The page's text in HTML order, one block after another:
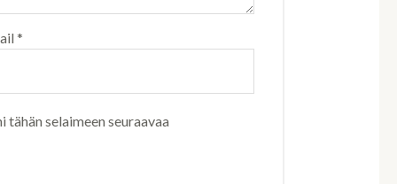
*
selaimeen seuraavaa